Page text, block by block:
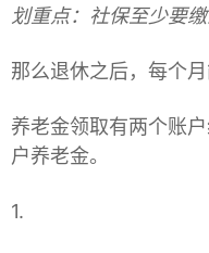
划重点：社保至少要
那么退休之后，每个
养老金领取有两个账
户养老金。
1.